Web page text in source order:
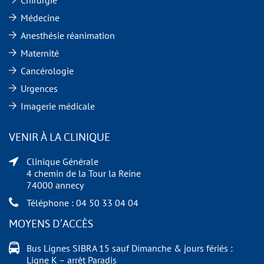
Médecine
Anesthésie réanimation
Maternité
Cancérologie
Urgences
Imagerie médicale
VENIR À LA CLINIQUE
Clinique Générale
4 chemin de la Tour la Reine
74000 annecy
Téléphone : 04 50 33 04 04
MOYENS D’ACCÈS
Bus Lignes SIBRA 15 sauf Dimanche & jours fériés :
Ligne K – arrêt Paradis